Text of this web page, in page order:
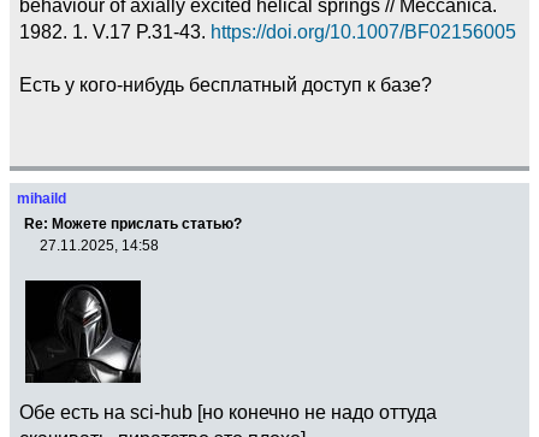
behaviour of axially excited helical springs // Meccanica.
1982. 1. V.17 P.31-43. https://doi.org/10.1007/BF02156005
Есть у кого-нибудь бесплатный доступ к базе?
mihaild
Re: Можете прислать статью?
27.11.2025, 14:58
Обе есть на sci-hub [но конечно не надо оттуда